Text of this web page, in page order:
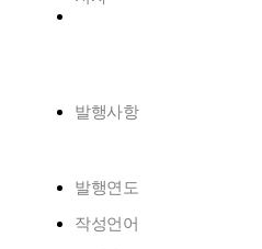
발행사항
발행연도
작성언어